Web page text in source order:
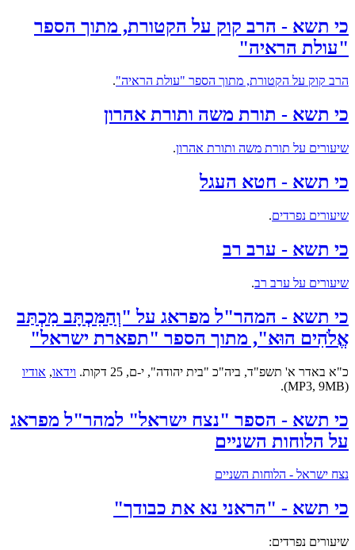
כי תשא - הרב קוק על הקטורת, מתוך הספר
"עולת הראיה"
הרב קוק על הקטורת, מתוך הספר "עולת הראיה".
כי תשא - תורת משה ותורת אהרון
שיעורים על תורת משה ותורת אהרון.
כי תשא - חטא העגל
שיעורים נפרדים.
כי תשא - ערב רב
שיעורים על ערב רב.
כי תשא - המהר"ל מפראג על "וְהַמִּכְתָּב מִכְתַּב
אֱלֹהִים הוּא", מתוך הספר "תפארת ישראל"
כ"א באדר א' תשפ"ד, ביה"כ "בית יהודה", י-ם, 25 דקות. וידאו, אודיו
(MP3, 9MB).
כי תשא - הספר "נצח ישראל" למהר"ל מפראג
על הלוחות השניים
נצח ישראל - הלוחות השניים
כי תשא - "הראני נא את כבודך"
שיעורים נפרדים: